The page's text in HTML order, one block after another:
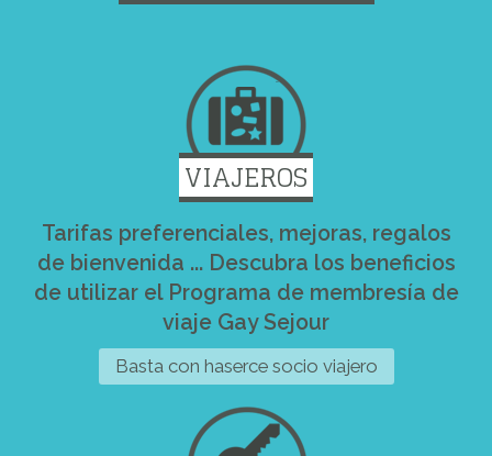
VIAJEROS
Tarifas preferenciales, mejoras, regalos
de bienvenida ... Descubra los beneficios
de utilizar el Programa de membresía de
viaje Gay Sejour
Basta con haserce socio viajero